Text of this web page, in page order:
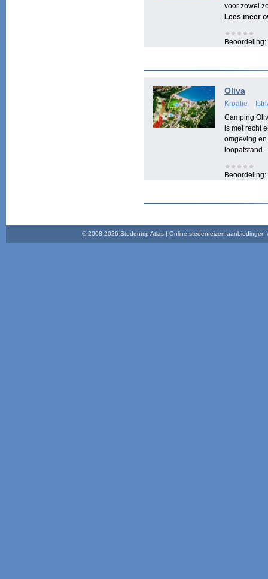
voor zowel
Lees meer
Beoordeling:
Oliva
Kroatië
Camping
is met recht
omgeving
loopafstand.
Beoordeling:
© 2008-2026 Stedentrip Atlas | Online stedenreizen